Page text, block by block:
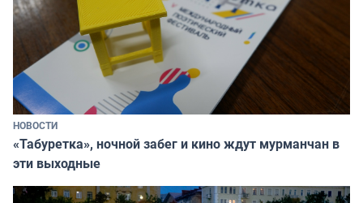
НОВОСТИ
«Табуретка», ночной забег и кино ждут мурманчан в
эти выходные